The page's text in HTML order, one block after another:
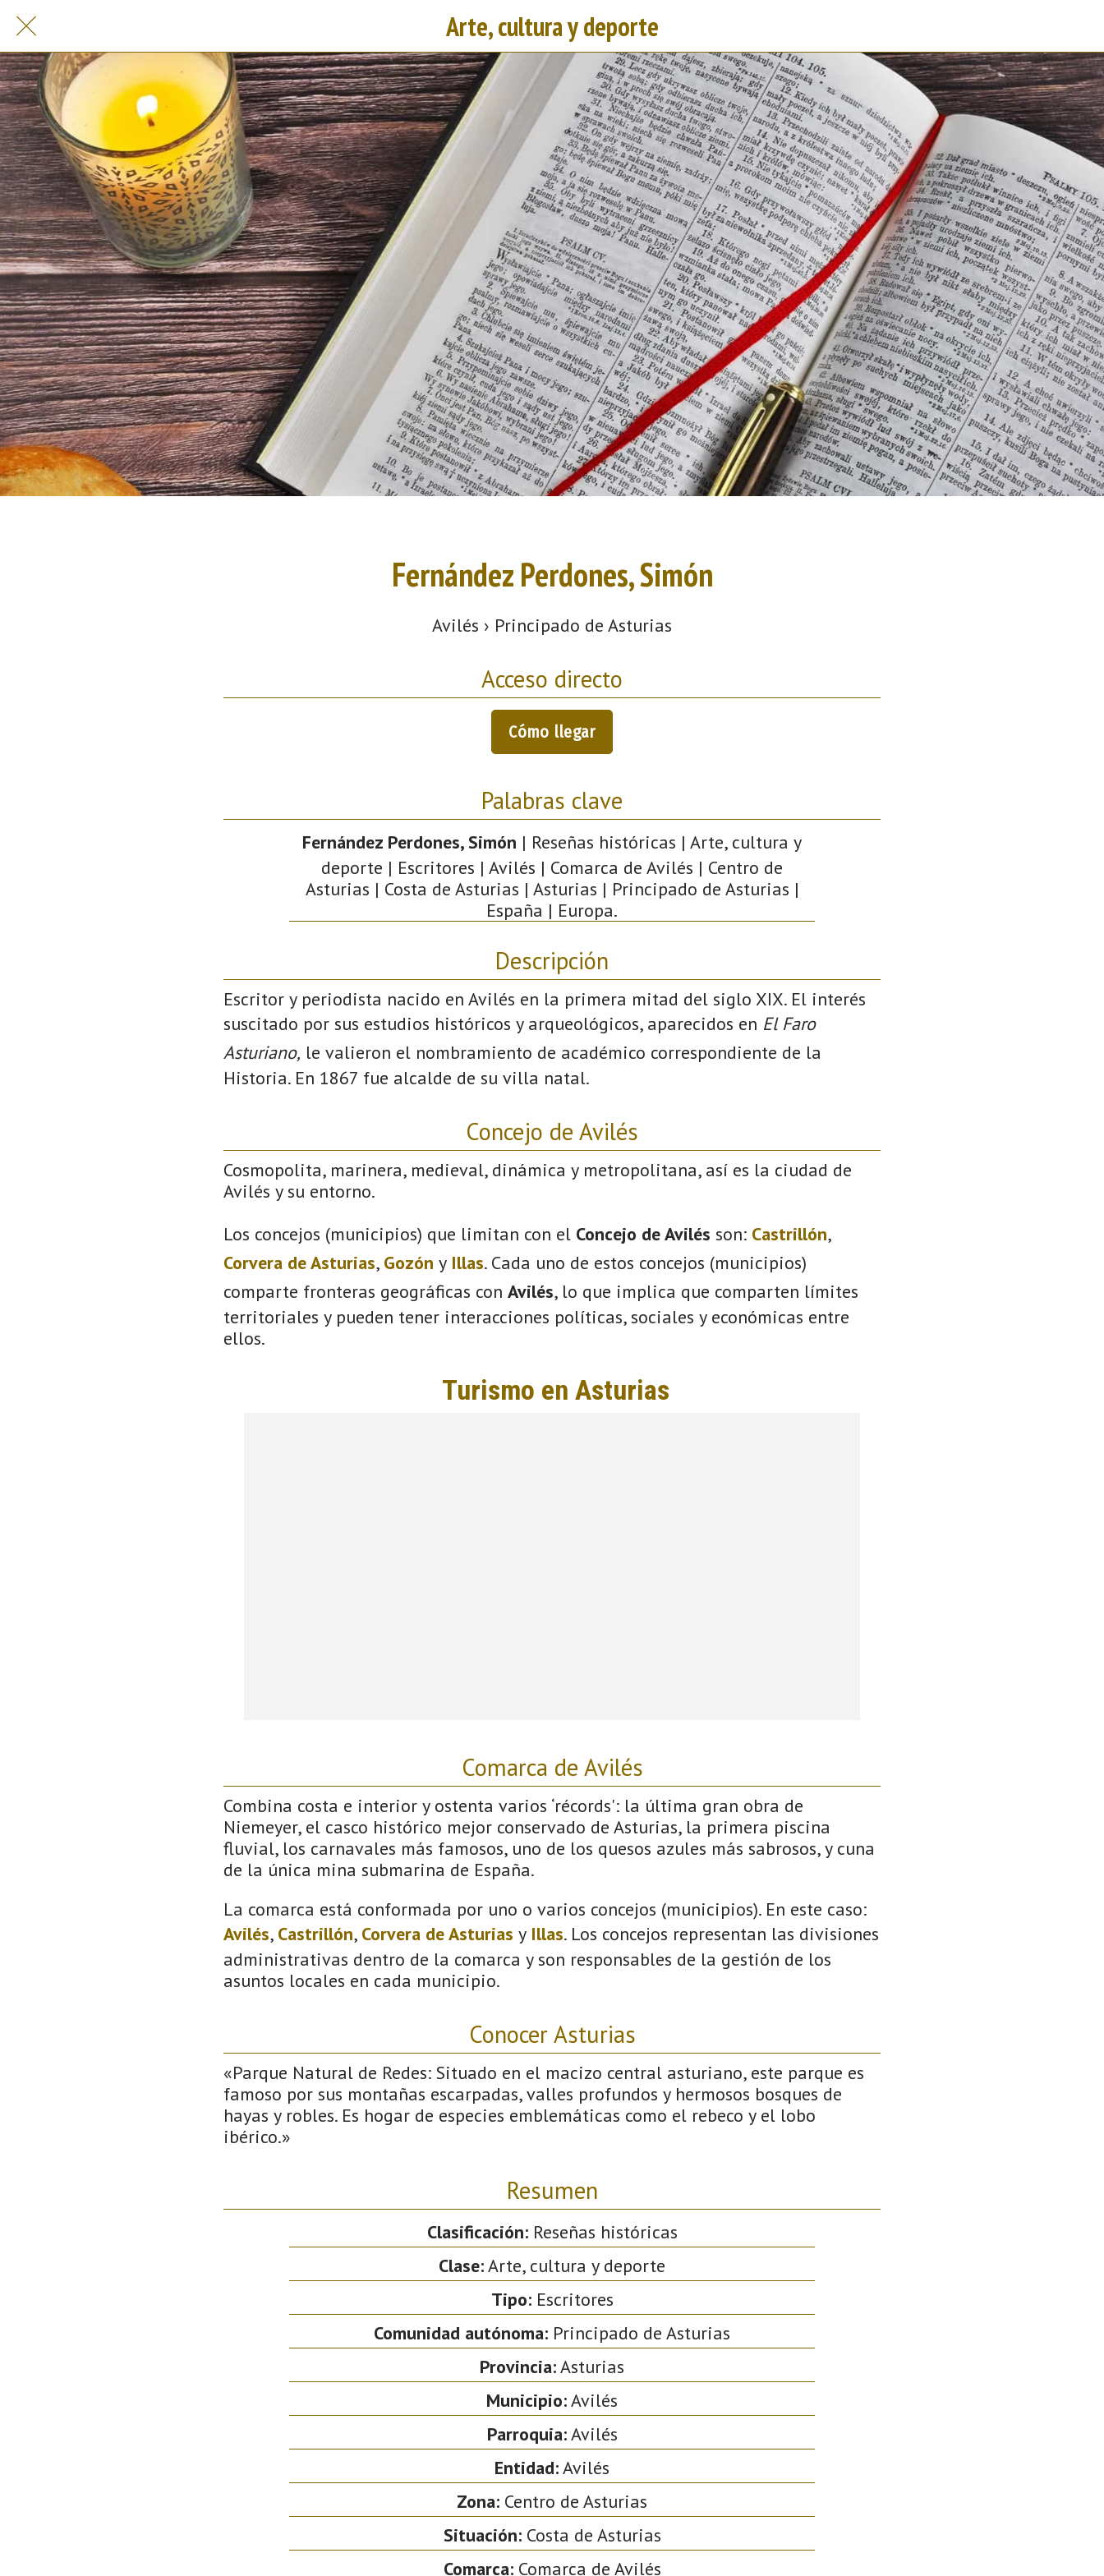
Arte, cultura y deporte
Fernández Perdones, Simón
Avilés › Principado de Asturias
Acceso directo
Cómo llegar
Palabras clave
Fernández Perdones, Simón | Reseñas históricas | Arte, cultura y
deporte | Escritores | Avilés | Comarca de Avilés | Centro de
Asturias | Costa de Asturias | Asturias | Principado de Asturias |
España | Europa.
Descripción
Escritor y periodista nacido en Avilés en la primera mitad del siglo XIX. El interés
suscitado por sus estudios históricos y arqueológicos, aparecidos en El Faro
Asturiano, le valieron el nombramiento de académico correspondiente de la
Historia. En 1867 fue alcalde de su villa natal.
Concejo de Avilés
Cosmopolita, marinera, medieval, dinámica y metropolitana, así es la ciudad de
Avilés y su entorno.
Los concejos (municipios) que limitan con el Concejo de Avilés son: Castrillón,
Corvera de Asturias, Gozón y Illas. Cada uno de estos concejos (municipios)
comparte fronteras geográficas con Avilés, lo que implica que comparten límites
territoriales y pueden tener interacciones políticas, sociales y económicas entre
ellos.
Comarca de Avilés
Combina costa e interior y ostenta varios ‘récords': la última gran obra de
Niemeyer, el casco histórico mejor conservado de Asturias, la primera piscina
fluvial, los carnavales más famosos, uno de los quesos azules más sabrosos, y cuna
de la única mina submarina de España.
La comarca está conformada por uno o varios concejos (municipios). En este caso:
Avilés, Castrillón, Corvera de Asturias y Illas. Los concejos representan las divisiones
administrativas dentro de la comarca y son responsables de la gestión de los
asuntos locales en cada municipio.
Conocer Asturias
«Parque Natural de Redes: Situado en el macizo central asturiano, este parque es
famoso por sus montañas escarpadas, valles profundos y hermosos bosques de
hayas y robles. Es hogar de especies emblemáticas como el rebeco y el lobo
ibérico.»
Resumen
Clasificación:Reseñas históricas
Clase:Arte, cultura y deporte
Tipo:Escritores
Comunidad autónoma: Principado de Asturias
Provincia:Asturias
Municipio:Avilés
Parroquia:Avilés
Entidad:Avilés
Zona: Centro de Asturias
Situación:Costa de Asturias
Comarca:Comarca de Avilés